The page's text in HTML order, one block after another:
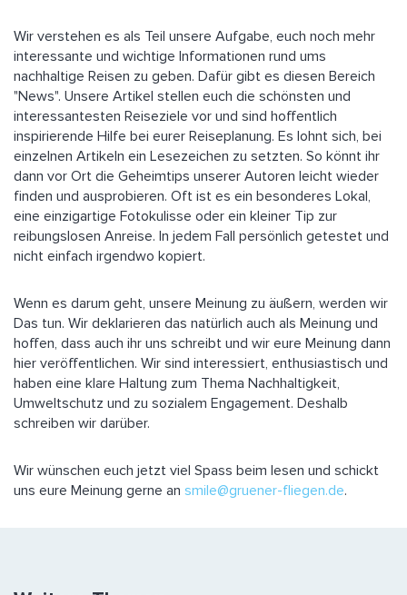
Wir verstehen es als Teil unsere Aufgabe, euch noch mehr
interessante und wichtige Informationen rund ums
nachhaltige Reisen zu geben. Dafür gibt es diesen Bereich
"News". Unsere Artikel stellen euch die schönsten und
interessantesten Reiseziele vor und sind hoffentlich
inspirierende Hilfe bei eurer Reiseplanung. Es lohnt sich, bei
einzelnen Artikeln ein Lesezeichen zu setzten. So könnt ihr
dann vor Ort die Geheimtips unserer Autoren leicht wieder
finden und ausprobieren. Oft ist es ein besonderes Lokal,
eine einzigartige Fotokulisse oder ein kleiner Tip zur
reibungslosen Anreise. In jedem Fall persönlich getestet und
nicht einfach irgendwo kopiert.
Wenn es darum geht, unsere Meinung zu äußern, werden wir
Das tun. Wir deklarieren das natürlich auch als Meinung und
hoffen, dass auch ihr uns schreibt und wir eure Meinung dann
hier veröffentlichen. Wir sind interessiert, enthusiastisch und
haben eine klare Haltung zum Thema Nachhaltigkeit,
Umweltschutz und zu sozialem Engagement. Deshalb
schreiben wir darüber.
Wir wünschen euch jetzt viel Spass beim lesen und schickt
uns eure Meinung gerne an smile@gruener-fliegen.de.